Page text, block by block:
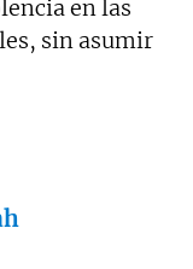
en las
sin asumir